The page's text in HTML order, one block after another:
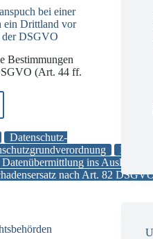
bei einer
ein Drittland vor
der DSGVO
Bestimmungen
(Art. 44 ff.
Datenschutz-
Datenübermittlung ins Ausland
nach Art. 82